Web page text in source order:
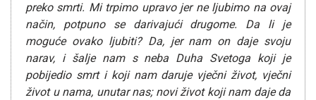
preko smrti. Mi trpimo upravo jer ne ljubimo na ovaj
način, potpuno se darivajući drugome. Da li je
moguće ovako ljubiti? Da, jer nam on daje svoju
narav, i šalje nam s neba Duha Svetoga koji je
pobijedio smrt i koji nam daruje vječni život, vječni
život u nama, unutar nas; novi život koji nam daje da